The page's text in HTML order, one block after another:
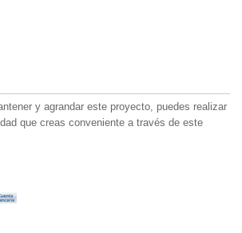
y agrandar este proyecto, puedes realizar
que creas conveniente a través de este